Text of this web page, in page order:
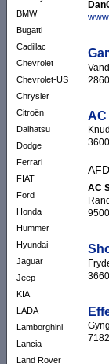
BMW
Bugatti
Cadillac
Chevrolet
Chevrolet-US
Chrysler
Citroën
Daihatsu
Dodge
Ferrari
FIAT
Ford
Honda
Hummer
Hyundai
Jaguar
Jeep
KIA
LADA
Lamborghini
Lancia
Land Rover
AC